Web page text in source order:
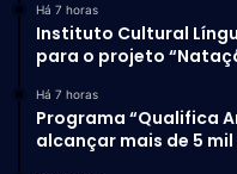
Há 7 horas
Instituto Cultural
para o projeto
Há 7 horas
Programa “Qualifica
alcançar mais de 5